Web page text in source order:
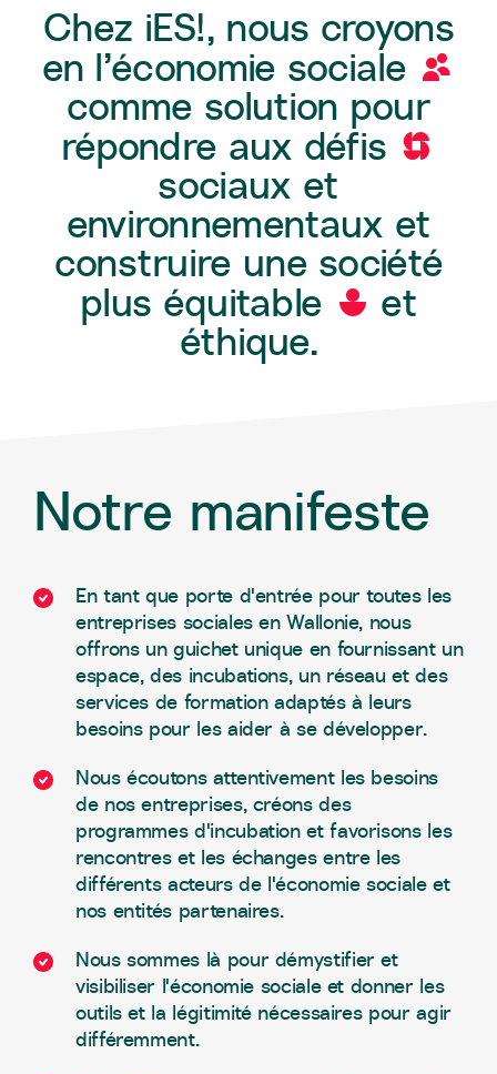
Chez iES!, nous croyons
en l’économie sociale d
comme solution pour
répondre aux défis w
sociaux et
environnementaux et
construire une société
plus équitable W et
éthique.
Notre manifeste
En tant que porte d'entrée pour toutes les
entreprises sociales en Wallonie, nous
offrons un guichet unique en fournissant un
espace, des incubations, un réseau et des
services de formation adaptés à leurs
besoins pour les aider à se développer.
Nous écoutons attentivement les besoins
de nos entreprises, créons des
programmes d'incubation et favorisons les
rencontres et les échanges entre les
différents acteurs de l'économie sociale et
nos entités partenaires.
Nous sommes là pour démystifier et
visibiliser l'économie sociale et donner les
outils et la légitimité nécessaires pour agir
différemment.